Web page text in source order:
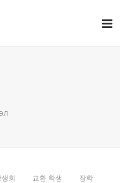
회 교환 학생
장학